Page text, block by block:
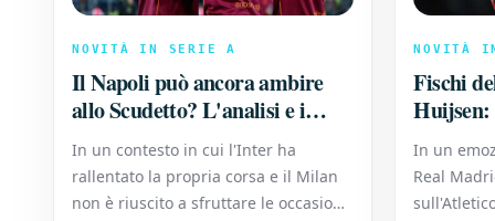
NOVITÀ IN SERIE A
Il Napoli può ancora ambire
allo Scudetto? L'analisi e i
commenti degli opinionisti
In un contesto in cui l'Inter ha
rallentato la propria corsa e il Milan
non è riuscito a sfruttare le occasioni
NOVITÀ
Fischi
Sanno
In un
Real